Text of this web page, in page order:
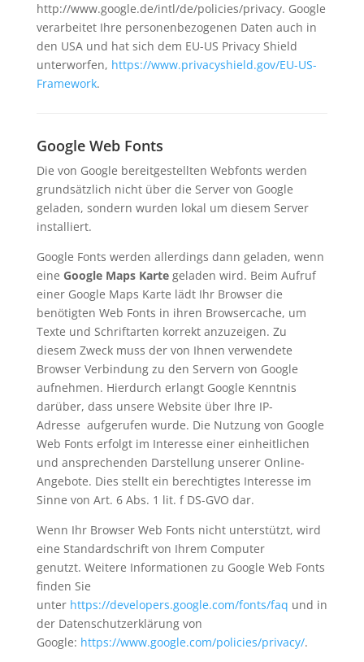
http://www.google.de/intl/de/policies/privacy. Google
verarbeitet Ihre personenbezogenen Daten auch in
den USA und hat sich dem EU-US Privacy Shield
unterworfen, https://www.privacyshield.gov/EU-US-
Framework.
Google Web Fonts
Die von Google bereitgestellten Webfonts werden
grundsätzlich nicht über die Server von Google
geladen, sondern wurden lokal um diesem Server
installiert.
Google Fonts werden allerdings dann geladen, wenn
eine Google Maps Karte geladen wird. Beim Aufruf
einer Google Maps Karte lädt Ihr Browser die
benötigten Web Fonts in ihren Browsercache, um
Texte und Schriftarten korrekt anzuzeigen. Zu
diesem Zweck muss der von Ihnen verwendete
Browser Verbindung zu den Servern von Google
aufnehmen. Hierdurch erlangt Google Kenntnis
darüber, dass unsere Website über Ihre IP-
Adresse aufgerufen wurde. Die Nutzung von Google
Web Fonts erfolgt im Interesse einer einheitlichen
und ansprechenden Darstellung unserer Online-
Angebote. Dies stellt ein berechtigtes Interesse im
Sinne von Art. 6 Abs. 1 lit. f DS-GVO dar.
Wenn Ihr Browser Web Fonts nicht unterstützt, wird
eine Standardschrift von Ihrem Computer
genutzt. Weitere Informationen zu Google Web Fonts
finden Sie
unter https://developers.google.com/fonts/faq und in
der Datenschutzerklärung von
Google: https://www.google.com/policies/privacy/.